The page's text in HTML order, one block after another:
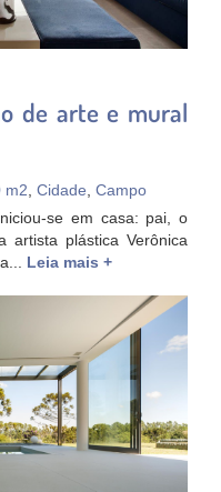
de arte e mural
m2 Cidade Campo
se em casa: pai, o
artista plástica Verônica
Leia mais +